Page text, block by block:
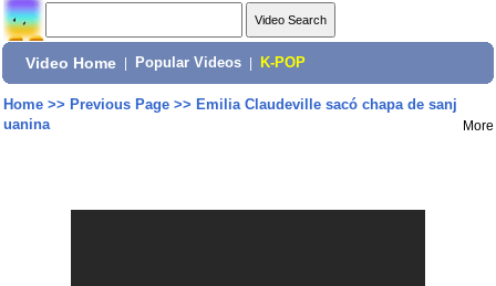
Video Home Popular Videos K-POP
Home>> Previous Page>> Emilia Claudeville sacó chapa de sanj
uanina
More